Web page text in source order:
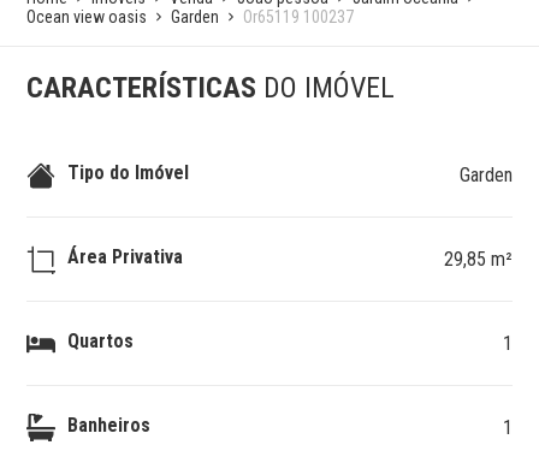
Ocean view oasis
Garden Or65119 100237
CARACTERÍSTICAS DO IMÓVEL
Tipo do Imóvel Garden
Área Privativa 29,85 m²
Quartos 1
Banheiros 1